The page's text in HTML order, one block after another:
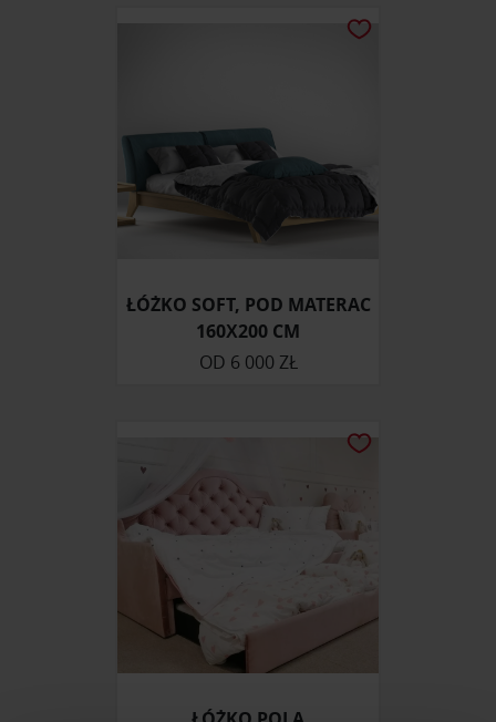
ŁÓŻKO SOFT, POD MATERAC
160Х200 CM
OD 6 000 ZŁ